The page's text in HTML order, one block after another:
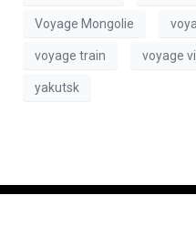
Voyage Mongolie
voyage train voyage
yakutsk